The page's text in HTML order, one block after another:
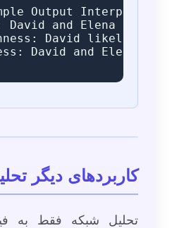
Output
David and Elena likely
David likely acts
David and Elena
کاربردهای دیگر
تحلیل شبکه فقط به